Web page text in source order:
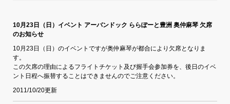
10月23日（日）イベント アーバンドック ららぽーと豊洲 奥仲麻琴 欠席
のお知らせ
10月23日（日）のイベントですが奥仲麻琴が都合により欠席となりま
す。
この欠席の理由によるフライトチケット及び握手会参加券を、後日のイベ
ント日程へ振替することはできませんのでご注意ください。
2011/10/20更新